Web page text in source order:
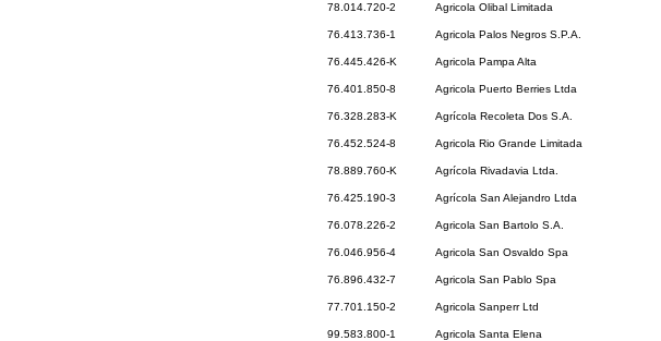
78.014.720-2 Agricola Olibal Limitada
76.413.736-1 Agricola Palos Negros S.P.A.
76.445.426-K Agricola Pampa Alta
76.401.850-8 Agricola Puerto Berries Ltda
76.328.283-K Agrícola Recoleta Dos S.A.
76.452.524-8 Agricola Rio Grande Limitada
78.889.760-K Agrícola Rivadavia Ltda.
76.425.190-3 Agrícola San Alejandro Ltda
76.078.226-2 Agricola San Bartolo S.A.
76.046.956-4 Agricola San Osvaldo Spa
76.896.432-7 Agricola San Pablo Spa
77.701.150-2 Agricola Sanperr Ltd
99.583.800-1 Agricola Santa Elena